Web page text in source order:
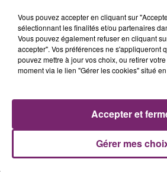
ACTUS RADIO
Plan du site
Vous pouvez accepter en cliquant sur
sélectionnant les finalités et/ou partenaires
Vous pouvez également refuser en cliquant
accepter". Vos préférences ne s'appliqueront
pouvez mettre à jour vos choix, ou retirer
moment via le lien "Gérer les cookies" situé
Gérer mes
Accepter et